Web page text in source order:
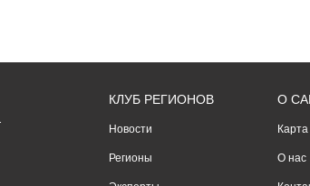
КЛУБ РЕГИОНОВ
Новости
Регионы
О
О нас